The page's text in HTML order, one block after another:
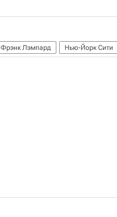
Фрэнк Лэмпард Нью-Йорк Сити